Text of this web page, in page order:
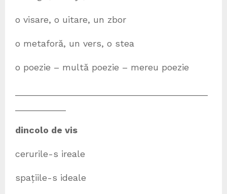
o visare, o uitare, un zbor
o metaforă, un vers, o stea
o poezie – multă poezie – mereu poezie
dincolo de vis
cerurile-s ireale
spațiile-s ideale